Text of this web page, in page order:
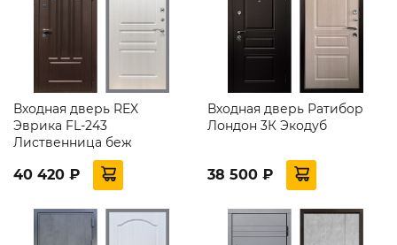
Входная дверь REX
Эврика FL-243
Лиственница беж
40 420 ₽
Входная дверь Ратибор
Лондон 3К Экодуб
38 500 ₽